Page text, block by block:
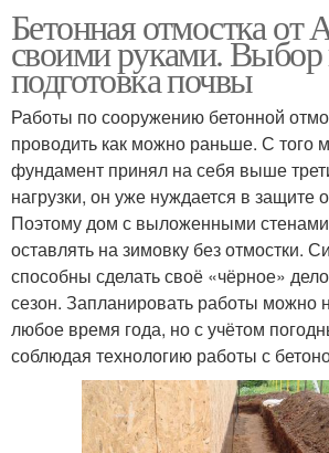
Бетонная отмостка от
своими руками. Выбор
подготовка почвы
Работы по сооружению бетонной
проводить как можно раньше. С того
фундамент принял на себя выше
нагрузки, он уже нуждается в защите
Поэтому дом с выложенными стенами
оставлять на зимовку без отмостки.
способны сделать своё «чёрное»
сезон. Запланировать работы можно
любое время года, но с учётом
соблюдая технологию работы с